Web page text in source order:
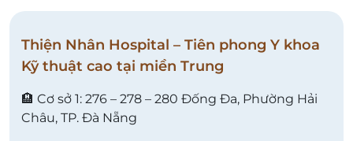
Thiện Nhân Hospital – Tiên phong Y khoa
Kỹ thuật cao tại miền Trung
🏨 Cơ sở 1: 276 – 278 – 280 Đống Đa, Phường Hải
Châu, TP. Đà Nẵng